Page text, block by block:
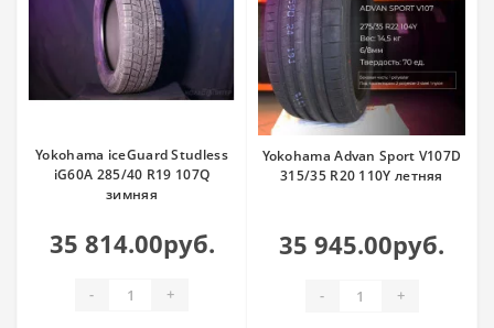
Yokohama iceGuard Studless
iG60A 285/40 R19 107Q
зимняя
35 814.00руб.
- +
Yokohama Advan Sport V107D
315/35 R20 110Y летняя
35 945.00руб.
- +